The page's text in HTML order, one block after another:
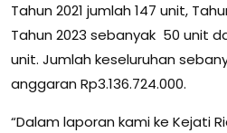
Tahun 2021 jumlah 147 unit,
Tahun 2023 sebanyak 50 unit
unit. Jumlah keseluruhan
anggaran Rp3.136.724.000.
“Dalam laporan kami ke Kejati